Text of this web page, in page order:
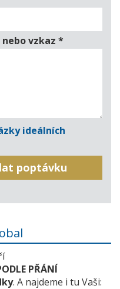
vzkaz *
ideálních
PŘÁNÍ
. A najdeme i tu Vaši: